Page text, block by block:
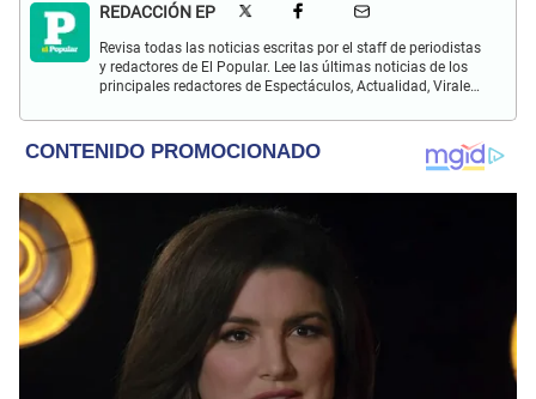
REDACCIÓN EP
Revisa todas las noticias escritas por el staff de periodistas
y redactores de El Popular. Lee las últimas noticias de los
principales redactores de Espectáculos, Actualidad, Virales,